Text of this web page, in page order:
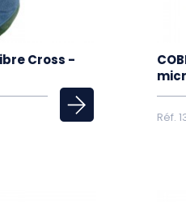
Cross -
Réf.